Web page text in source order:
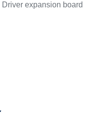
expansion board